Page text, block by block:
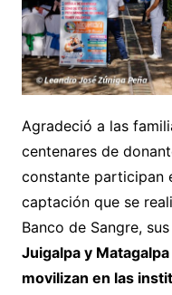
Agradeció a las
centenares de
constante participan
captación que se
Banco de Sangre,
Juigalpa y
movilizan en las